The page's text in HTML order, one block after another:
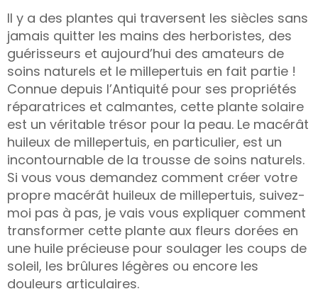
Il y a des plantes qui traversent les siècles sans
jamais quitter les mains des herboristes, des
guérisseurs et aujourd’hui des amateurs de
soins naturels et le millepertuis en fait partie !
Connue depuis l’Antiquité pour ses propriétés
réparatrices et calmantes, cette plante solaire
est un véritable trésor pour la peau. Le macérât
huileux de millepertuis, en particulier, est un
incontournable de la trousse de soins naturels.
Si vous vous demandez comment créer votre
propre macérât huileux de millepertuis, suivez-
moi pas à pas, je vais vous expliquer comment
transformer cette plante aux fleurs dorées en
une huile précieuse pour soulager les coups de
soleil, les brûlures légères ou encore les
douleurs articulaires.